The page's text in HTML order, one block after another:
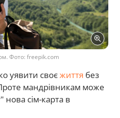
Фото: freepik.com
уявити своєжиття без
мандрівникам може
нова сім-карта в